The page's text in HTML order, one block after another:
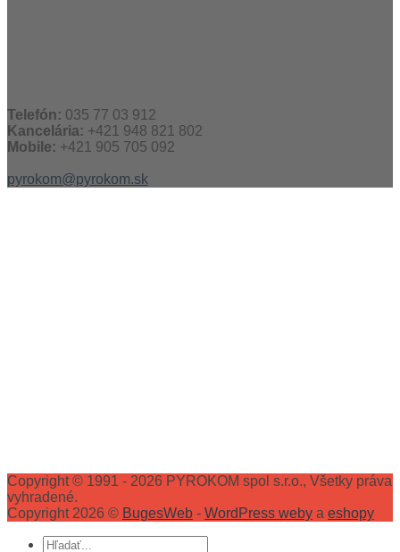
Telefón: 035 77 03 912
Kancelária: +421 948 821 802
Mobile: +421 905 705 092
pyrokom@pyrokom.sk
Copyright © 1991 - 2026 PYROKOM spol s.r.o., Všetky práva
vyhradené.
Copyright 2026 © BugesWeb - WordPress weby a eshopy
Hľadať: